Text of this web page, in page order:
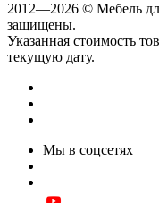
2012—2026 © Мебель
защищены.
Указанная стоимость
текущую дату.
Мы в соцсетях